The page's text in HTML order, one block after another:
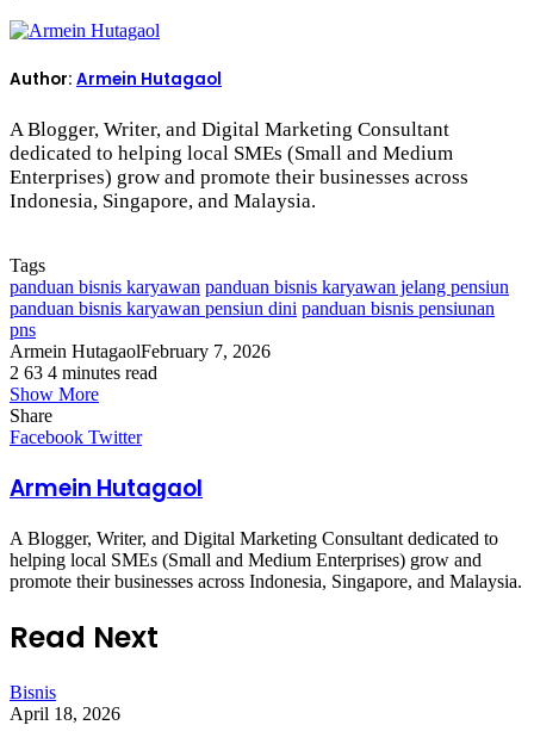
Author: Armein Hutagaol
A Blogger, Writer, and Digital Marketing Consultant
dedicated to helping local SMEs (Small and Medium
Enterprises) grow and promote their businesses across
Indonesia, Singapore, and Malaysia.
Tags
panduan bisnis karyawan panduan bisnis karyawan jelang pensiun
panduan bisnis karyawan pensiun dini panduan bisnis pensiunan
pns
Armein HutagaolFebruary 7, 2026
2 63 4 minutes read
Show More
Share
Facebook TwitterLinkedIn
Tumblr
Pinterest
Reddit
VKontakte
Share
Email
Print
Armein Hutagaol
A Blogger, Writer, and Digital Marketing Consultant dedicated to
helping local SMEs (Small and Medium Enterprises) grow and
promote their businesses across Indonesia, Singapore, and Malaysia.
Read Next
Bisnis
April 18, 2026